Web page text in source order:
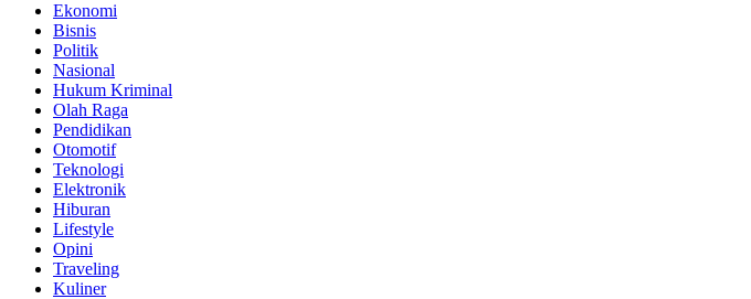
Ekonomi
Bisnis
Politik
Nasional
Hukum Kriminal
Olah Raga
Pendidikan
Otomotif
Teknologi
Elektronik
Hiburan
Lifestyle
Opini
Traveling
Kuliner